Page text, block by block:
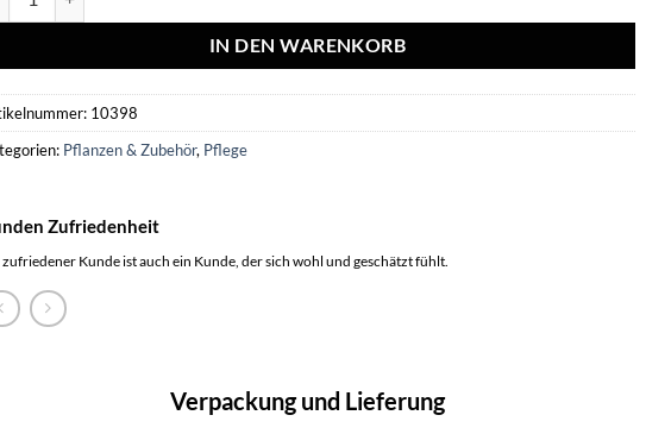
IN DEN WARENKORB
10398
Pflanzen & Zubehör, Pflege
Zufriedenheit
zufriedener Kunde ist auch ein Kunde, der sich wohl und geschätzt fühlt.
Verpackung und Lieferung